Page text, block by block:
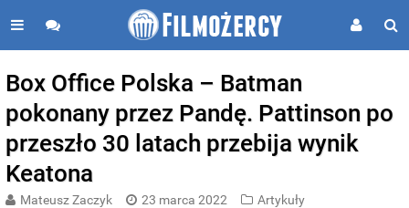
Box Office Polska – Batman
pokonany przez Pandę. Pattinson po
przeszło 30 latach przebija wynik
Keatona
Mateusz Zaczyk 23 marca 2022 Artykuły